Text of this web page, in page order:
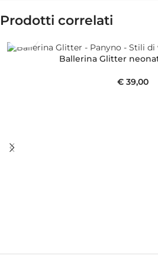
Prodotti correlati
Ballerina Glitter
€39,00